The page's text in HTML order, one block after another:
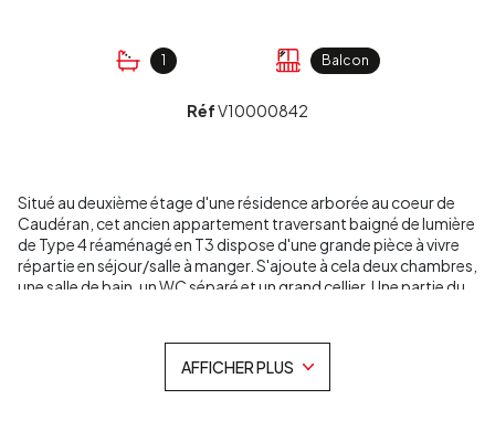
1 Balcon
RéfV10000842
Situé au deuxième étage d'une résidence arborée au coeur de
Caudéran, cet ancien appartement traversant baigné de lumière
de Type 4 réaménagé en T3 dispose d'une grande pièce à vivre
répartie en séjour/salle à manger. S'ajoute à cela deux chambres,
une salle de bain, un WC séparé et un grand cellier. Une partie du
L'appartement dispose du chauffage au gaz, il est complété par
deux balcons, dont un accessible par le séjour.
Cette exposition traversante rend le logement très lumineux.
AFFICHER PLUS